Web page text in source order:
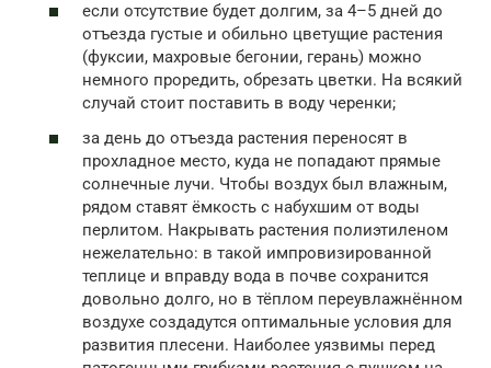
если отсутствие будет долгим, за 4–5 дней до
отъезда густые и обильно цветущие растения
(фуксии, махровые бегонии, герань) можно
немного проредить, обрезать цветки. На всякий
случай стоит поставить в воду черенки;
за день до отъезда растения переносят в
прохладное место, куда не попадают прямые
солнечные лучи. Чтобы воздух был влажным,
рядом ставят ёмкость с набухшим от воды
перлитом. Накрывать растения полиэтиленом
нежелательно: в такой импровизированной
теплице и вправду вода в почве сохранится
довольно долго, но в тёплом переувлажнённом
воздухе создадутся оптимальные условия для
развития плесени. Наиболее уязвимы перед